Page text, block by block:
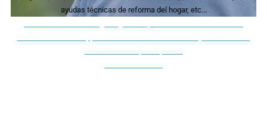
ayudas técnicas de reforma del hogar, etc...